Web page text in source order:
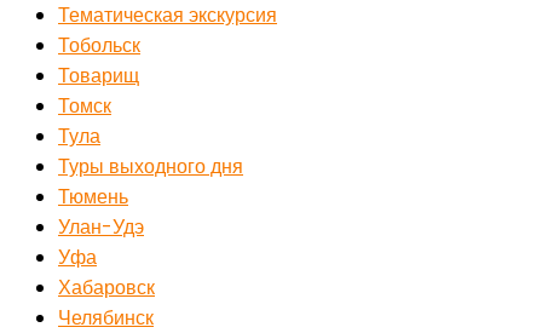
Тематическая экскурсия
Тобольск
Товарищ
Томск
Тула
Туры выходного дня
Тюмень
Улан-Удэ
Уфа
Хабаровск
Челябинск